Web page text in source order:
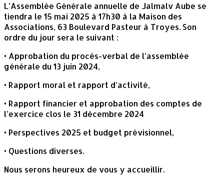
L’Assemblée Générale annuelle de Jalmalv Aube se
tiendra le 15 mai 2025 à 17h30 à la Maison des
Associations, 63 Boulevard Pasteur à Troyes. Son
ordre du jour sera le suivant :
• Approbation du procès-verbal de l’assemblée
générale du 13 juin 2024,
• Rapport moral et rapport d’activité,
• Rapport financier et approbation des comptes de
l’exercice clos le 31 décembre 2024
• Perspectives 2025 et budget prévisionnel,
• Questions diverses.
Nous serons heureux de vous y accueillir.